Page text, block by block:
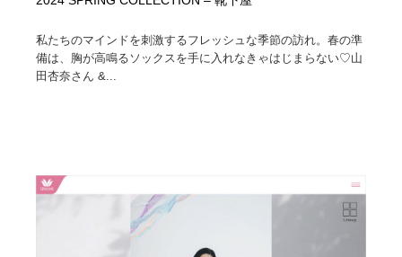
私たちのマインドを刺激するフレッシュな季節の訪れ。春の準
備は、胸が高鳴るソックスを手に入れなきゃはじまらない♡山
田杏奈さん &...